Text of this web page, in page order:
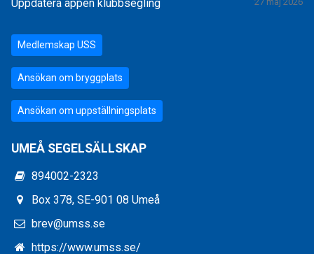
Uppdatera appen klubbsegling
Medlemskap USS
Ansökan om bryggplats
Ansökan om uppställningsplats
UMEÅ SEGELSÄLLSKAP
894002-2323
Box 378, SE-901 08 Umeå
brev@umss.se
https://www.umss.se/